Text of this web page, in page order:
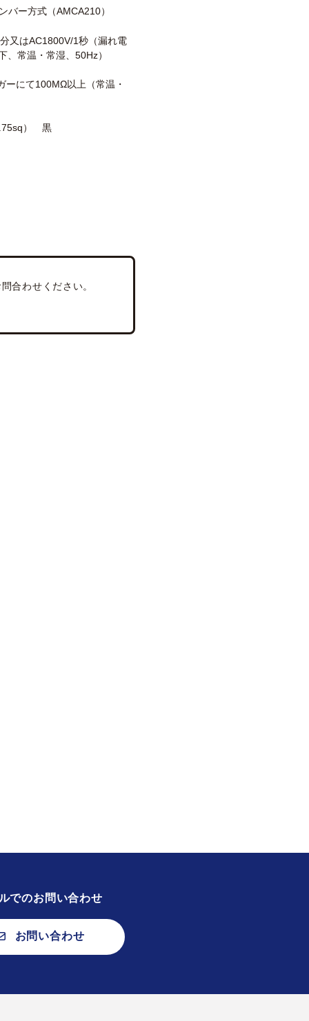
バー方式（AMCA210）
又はAC1800V/1秒（漏れ電
、常温・常湿、50Hz）
ーにて100MΩ以上（常温・
） 黒
合わせください。
でのお問い合わせ
お問い合わせ